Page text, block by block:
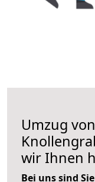
Umzug
wir Ihnen
Bei uns sind